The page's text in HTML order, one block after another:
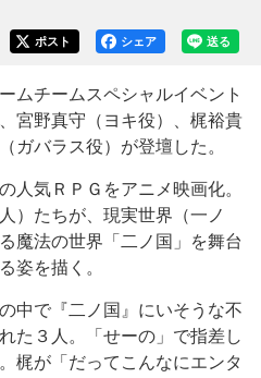
送る
シェア
ポスト
ムチームスペシャルイベント
宮野真守（ヨキ役）、梶裕貴
ガバラス役）が登壇した。
気ＲＰＧをアニメ映画化。
）たちが、現実世界（一ノ
魔法の世界「二ノ国」を舞台
姿を描く。
中で『二ノ国』にいそうな不
た３人。「せーの」で指差し
梶が「だってこんなにエンタ